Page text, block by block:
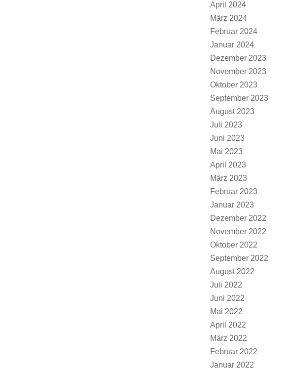
April 2024
März 2024
Februar 2024
Januar 2024
Dezember 2023
November 2023
Oktober 2023
September 2023
August 2023
Juli 2023
Juni 2023
Mai 2023
April 2023
März 2023
Februar 2023
Januar 2023
Dezember 2022
November 2022
Oktober 2022
September 2022
August 2022
Juli 2022
Juni 2022
Mai 2022
April 2022
März 2022
Februar 2022
Januar 2022